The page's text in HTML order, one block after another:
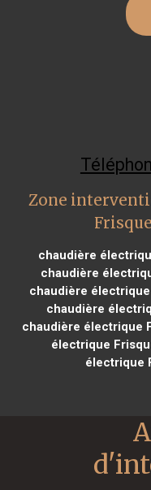
Zone
chaudière
chaudière
chaudière
chaudière
chaudière électrique
électrique
électrique